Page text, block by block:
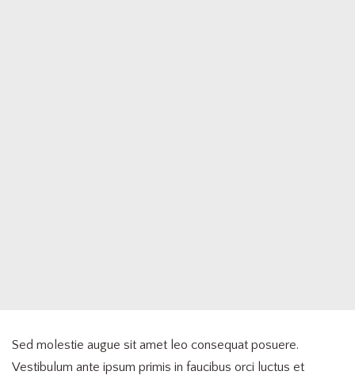
Sed molestie augue sit amet leo consequat posuere.
Vestibulum ante ipsum primis in faucibus orci luctus et